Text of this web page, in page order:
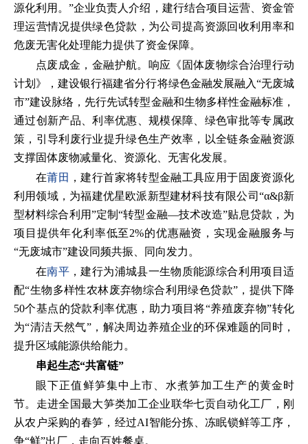
源化利用。”企业负责人介绍，建行结合项目运营、资金管
理运营情况提供绿色贷款，为公司提高资源回收利用率和
危废无害化处理能力提供了资金保障。
点废成金，金融护航。响应《固体废物综合治理行动
计划》，建设银行福建省分行将绿色金融发展融入“无废城
市”建设脉络，先行先试转型金融和生物多样性金融标准，
通过创新产品、利率优惠、规模保障、绿色审批等专属政
策，引导利废行业提升绿色生产效率，以全链条金融资源
支撑固体废物减量化、资源化、无害化发展。
在莆田 ，建行首家将转型金融工具应用于固废资源化
利用领域，为福建优星欧派新型建材科技有限公司“α&β新
型材料综合利用”定制“转型金融—技术改造”贴息贷款，为
项目提供年化利率低至2%的优惠融资，实现金融服务与
“无废城市”建设同频共振、同向发力。
在南平 ，建行为浦城县一生物质能源综合利用项目适
配“生物多样性农林废弃物综合利用绿色贷款”，提供下降
50个基点的贷款利率优惠，助力项目将“养殖废弃物”转化
为“清洁天然气”，解决周边养殖企业的环保难题的同时，
提升区域能源供给能力。
串起生态“共富链”
眼下正值鲜笋集中上市、水煮笋加工生产的黄金时
节。走进全国最大笋类加工企业联华七贡自动化工厂，刚
从农户采购的春笋，经过AI智能分拣、冻眠锁鲜等工序，
争“鲜”出厂，走向百姓餐桌。